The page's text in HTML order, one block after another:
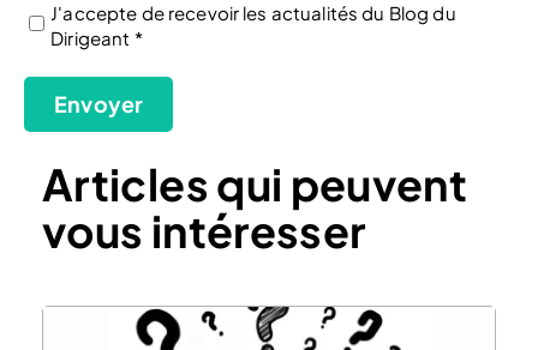
(Nécessaire)
J'accepte de recevoir les actualités du Blog du
Dirigeant *
Envoyer
Articles qui peuvent
vous intéresser